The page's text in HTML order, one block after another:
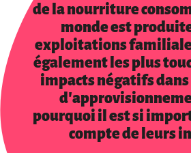
de la nourriture
monde est
exploitations
également les plus
impacts négatifs dans
pourquoi il est si
compte de leurs